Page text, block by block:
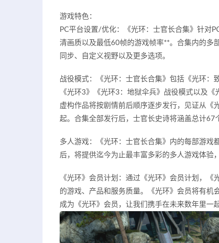
游戏特色：
PC平台设置/优化：《光环：士官长合集》针对
清画质以及最低60帧的游戏帧率**。合集内的多
同步、自定义视野以及更多选项。
战役模式：《光环：士官长合集》包括《光环：
《光环3》《光环3：地狱伞兵》战役模式以及
虚构作品将按剧情前后顺序逐步发行，见证从
起。合集全部发行后，士官长史诗将涵盖总计67
多人游戏：《光环：士官长合集》内的每部游戏
后，将提供迄今为止最丰富多彩的多人游戏体验
《光环》会员计划：通过《光环》会员计划，
的游戏、产品和服务质量。《光环》会员将有
成为《光环》会员，让我们携手在未来数年里一